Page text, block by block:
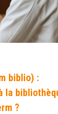
biblio) :
la
?